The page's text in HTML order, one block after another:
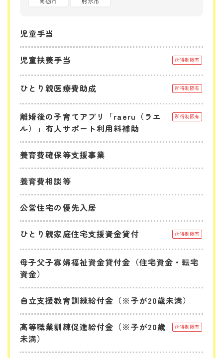
児童手当
児童扶養手当 所得制限有
ひとり親医療費助成 所得制限有
離婚後の子育てアプリ「raeru（ラエ
ル）」有人サポート利用料補助
所得制限有
養育費確保等支援事業
養育費相談等
公営住宅の優先入居
ひとり親家庭住宅支援資金貸付 所得制限有
母子父子寡婦福祉資金貸付金（住宅資金・転宅
資金）
自立支援教育訓練給付金（※子が20歳未満）
高等職業訓練促進給付金（※子が20歳
未満）
所得制限有